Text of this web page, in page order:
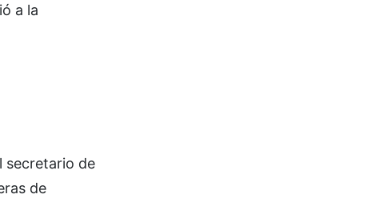
a la
secretario de
de